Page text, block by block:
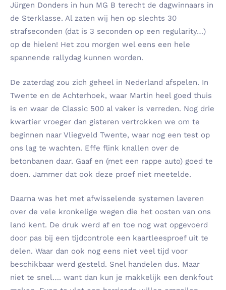
Jürgen Donders in hun MG B terecht de dagwinnaars in
de Sterklasse. Al zaten wij hen op slechts 30
strafseconden (dat is 3 seconden op een regularity…)
op de hielen! Het zou morgen wel eens een hele
spannende rallydag kunnen worden.
De zaterdag zou zich geheel in Nederland afspelen. In
Twente en de Achterhoek, waar Martin heel goed thuis
is en waar de Classic 500 al vaker is verreden. Nog drie
kwartier vroeger dan gisteren vertrokken we om te
beginnen naar Vliegveld Twente, waar nog een test op
ons lag te wachten. Effe flink knallen over de
betonbanen daar. Gaaf en (met een rappe auto) goed te
doen. Jammer dat ook deze proef niet meetelde.
Daarna was het met afwisselende systemen laveren
over de vele kronkelige wegen die het oosten van ons
land kent. De druk werd af en toe nog wat opgevoerd
door pas bij een tijdcontrole een kaartleesproef uit te
delen. Waar dan ook nog eens niet veel tijd voor
beschikbaar werd gesteld. Snel handelen dus. Maar
niet te snel…. want dan kun je makkelijk een denkfout